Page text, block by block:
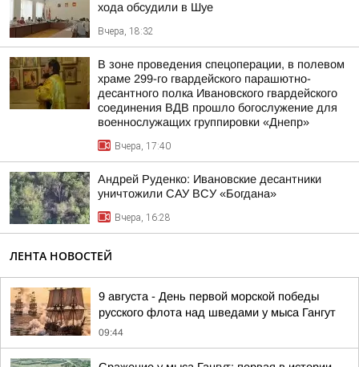
хода обсудили в Шуе
Вчера, 18:32
В зоне проведения спецоперации, в полевом
храме 299-го гвардейского парашютно-
десантного полка Ивановского гвардейского
соединения ВДВ прошло богослужение для
военнослужащих группировки «Днепр»
Вчера, 17:40
Андрей Руденко: Ивановские десантники
уничтожили САУ ВСУ «Богдана»
Вчера, 16:28
ЛЕНТА НОВОСТЕЙ
9 августа - День первой морской победы
русского флота над шведами у мыса Гангут
09:44